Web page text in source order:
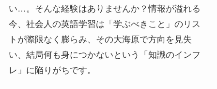
い…。そんな経験はありませんか？情報が溢れる
今、社会人の英語学習は「学ぶべきこと」のリス
トが際限なく膨らみ、その大海原で方向を見失
い、結局何も身につかないという「知識のインフ
レ」に陥りがちです。